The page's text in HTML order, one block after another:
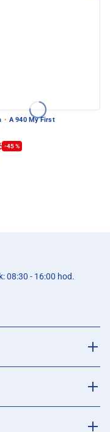
· A 940 My First
-45 %
08:30 - 16:00 hod.